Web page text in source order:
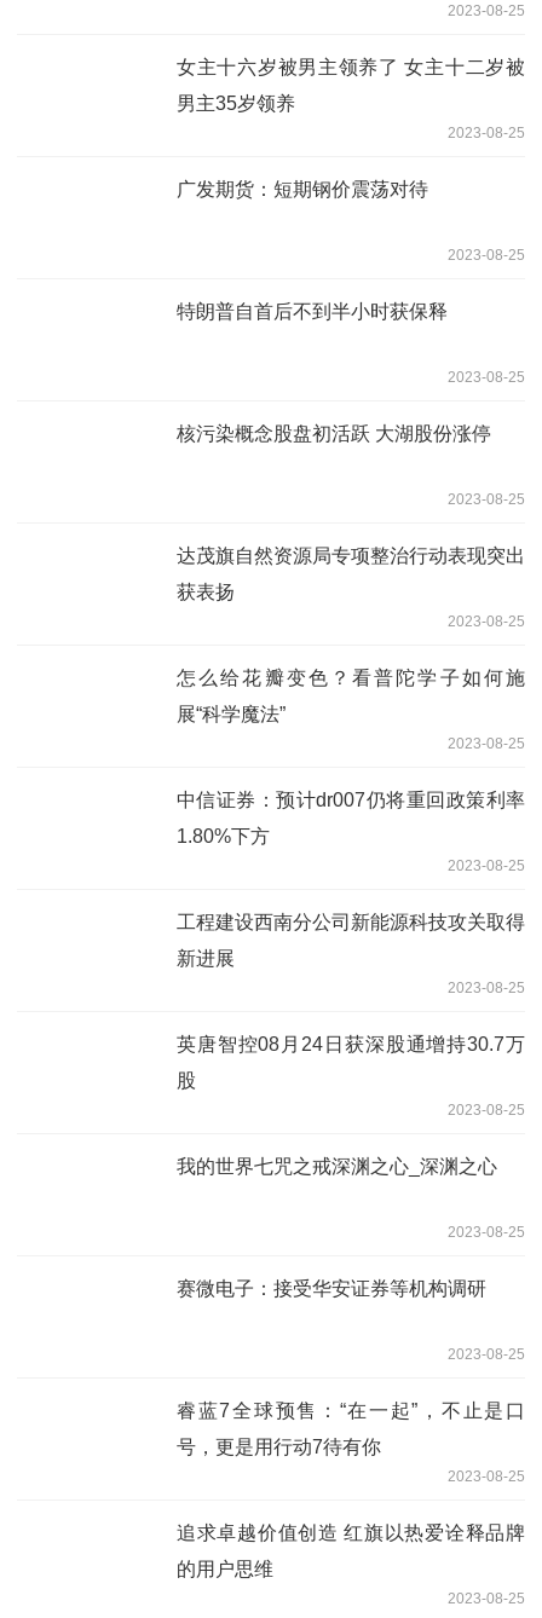
2023-08-25
女主十六岁被男主领养了 女主十二岁被
男主35岁领养
2023-08-25
广发期货：短期钢价震荡对待
2023-08-25
特朗普自首后不到半小时获保释
2023-08-25
核污染概念股盘初活跃 大湖股份涨停
2023-08-25
达茂旗自然资源局专项整治行动表现突出
获表扬
2023-08-25
怎么给花瓣变色？看普陀学子如何施
展“科学魔法”
2023-08-25
中信证券：预计dr007仍将重回政策利率
1.80%下方
2023-08-25
工程建设西南分公司新能源科技攻关取得
新进展
2023-08-25
英唐智控08月24日获深股通增持30.7万
股
2023-08-25
我的世界七咒之戒深渊之心_深渊之心
2023-08-25
赛微电子：接受华安证券等机构调研
2023-08-25
睿蓝7全球预售：“在一起”，不止是口
号，更是用行动7待有你
2023-08-25
追求卓越价值创造 红旗以热爱诠释品牌
的用户思维
2023-08-25